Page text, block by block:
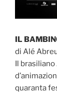
IL
di Alé
Il
quaranta